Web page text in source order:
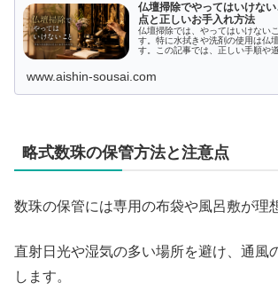
仏壇掃除でやってはいけな
点と正しいお手入れ方法
仏壇掃除では、やってはいけない
す。特に水拭きや洗剤の使用は仏
す。この記事では、正しい手順や
お届けします。
www.aishin-sousai.com
略式数珠の保管方法と注意点
数珠の保管には専用の布袋や風呂敷が理
直射日光や湿気の多い場所を避け、通風
します。